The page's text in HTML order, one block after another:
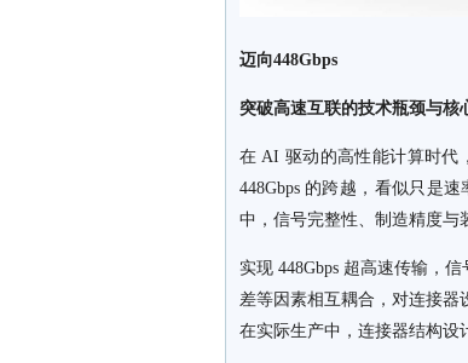
迈向448Gbps
突破高速互联的技术瓶颈与核
在 AI 驱动的高性能计算时代
448Gbps 的跨越，看似只是
中，信号完整性、制造精度与
实现 448Gbps 超高速传输，
差等因素相互耦合，对连接
在实际生产中，连接器结构设